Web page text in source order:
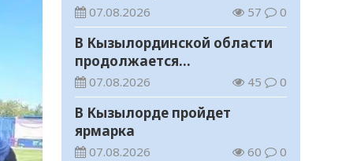
водораспределительная
станция
07.08.2026 57 0
В Кызылординской области
продолжается
экологическая акция «Таза
Қазақстан»
07.08.2026 45 0
В Кызылорде пройдет
ярмарка
07.08.2026 60 0